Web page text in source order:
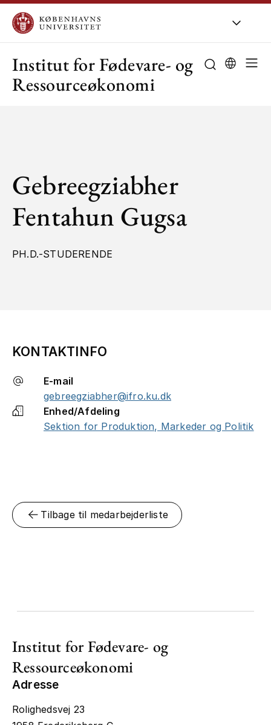
Institut for Fødevare- og
Ressourceøkonomi
Gebreegziabher
Fentahun Gugsa
PH.D.-STUDERENDE
KONTAKTINFO
E-mail
gebreegziabher@ifro.ku.dk
Enhed/Afdeling
Sektion for Produktion, Markeder og Politik
Tilbage til medarbejderliste
Institut for Fødevare- og
Ressourceøkonomi
Adresse
Rolighedsvej 23
Om KU